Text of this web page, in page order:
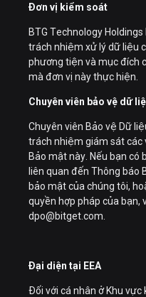
Đơn vị kiểm soát
BTG Technology
trách nhiệm xử lý dữ liệu
phương tiện và mục đích
mà đơn vị này thực hiện.
Chuyên viên bảo vệ dữ
Chuyên viên Bảo vệ Dữ
trách nhiệm giám sát các
Bảo mật này. Nếu bạn có
liên quan đến Thông báo
bảo mật của chúng tôi,
quyền hợp pháp của bạn,
dpo@bitget.com.
Đại diện tại EEA
Đối với cá nhân ở Khu